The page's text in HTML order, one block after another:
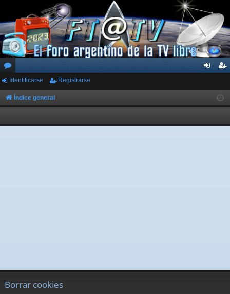
or
os
ar
ist
rs
Identificarse Registrarse
Índice general
Borrar cookies